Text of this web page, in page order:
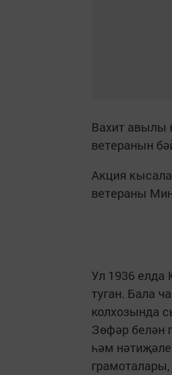
Вахит авылы
ветеранын
Акция
ветераны
Ул 1936
туган. Бала
колхозында
Зөфәр белән
һәм